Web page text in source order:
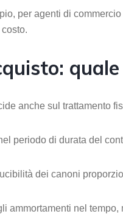
per agenti di
anche sul trattamento
periodo di durata del
dei canoni
ammortamenti nel